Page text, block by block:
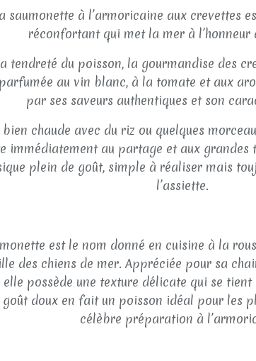
saumonette à l’armoricaine aux crevettes
réconfortant qui met la mer à l’honneur
tendreté du poisson, la gourmandise des
au vin blanc, à la tomate et aux
par ses saveurs authentiques et son
bien chaude avec du riz ou quelques
immédiatement au partage et aux grandes
plein de goût, simple à réaliser mais
l’assiette.
est le nom donné en cuisine à la
des chiens de mer. Appréciée pour sa
elle possède une texture délicate qui se
goût doux en fait un poisson idéal pour les
célèbre préparation à